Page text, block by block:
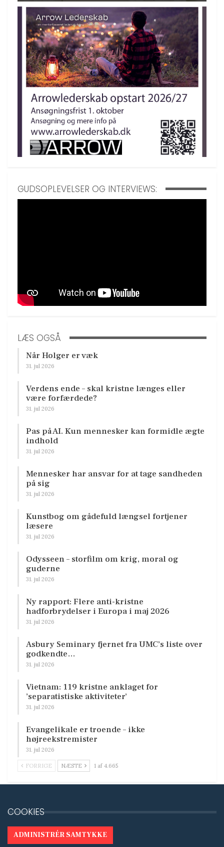
GUDSOPLEVELSER OG INTERVIEWS:
LÆS OGSÅ
Når Holger er væk
31. jul 2026
Verdens ende – skal kristne længes eller
være forfærdede?
31. jul 2026
Pas på AI. Kun mennesker kan formidle ægte
indhold
31. jul 2026
Mennesker har ansvar for at tage sandheden
på sig
31. jul 2026
Kunstbog om gådefuld længsel fortjener
læsere
31. jul 2026
Odysseen – storfilm om krig, moral og
guderne
31. jul 2026
Ny rapport: Flere anti-kristne
hadforbrydelser i Europa i maj 2026
31. jul 2026
Asbury Seminary fjernet fra UMC’s liste over
godkendte…
31. jul 2026
Vietnam: 119 kristne anklaget for
’separatistiske aktiviteter’
31. jul 2026
Evangelikale er troende – ikke
højreekstremister
31. jul 2026
FORRIGE NÆSTE 1 af 4.665
COOKIES
ADMINISTRÉR SAMTYKKE